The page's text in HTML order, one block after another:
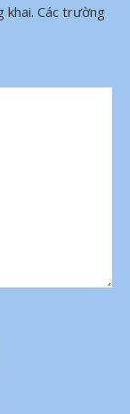
khai. Các trường